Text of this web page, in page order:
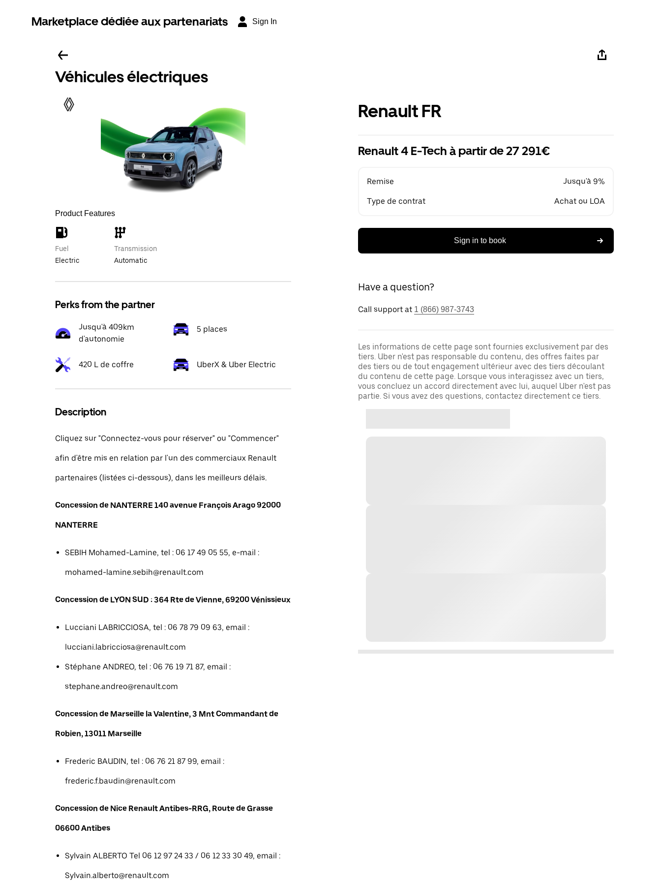
Marketplace dédiée aux partenariats Sign In
Véhicules électriques
Product Features
Fuel
Electric
Transmission
Automatic
Perks from the partner
Jusqu'à 409km
d'autonomie
5 places
420 L de coffre UberX & Uber Electric
Description
Cliquez sur "Connectez-vous pour réserver" ou "Commencer"
afin d'être mis en relation par l'un des commerciaux Renault
partenaires (listées ci-dessous), dans les meilleurs délais.
Concession de NANTERRE 140 avenue François Arago 92000
NANTERRE
SEBIH Mohamed-Lamine, tel : 06 17 49 05 55, e-mail :
mohamed-lamine.sebih@renault.com
Concession de LYON SUD : 364 Rte de Vienne, 69200 Vénissieux
Lucciani LABRICCIOSA, tel : 06 78 79 09 63, email :
lucciani.labricciosa@renault.com
Stéphane ANDREO, tel : 06 76 19 71 87, email :
stephane.andreo@renault.com
Concession de Marseille la Valentine, 3 Mnt Commandant de
Robien, 13011 Marseille
Frederic BAUDIN, tel : 06 76 21 87 99, email :
frederic.f.baudin@renault.com
Concession de Nice Renault Antibes-RRG, Route de Grasse
06600 Antibes
Sylvain ALBERTO Tel 06 12 97 24 33 / 06 12 33 30 49, email :
Sylvain.alberto@renault.com
Renault FR
Renault 4 E-Tech à partir de 27 291€
Remise Jusqu'à 9%
Type de contrat Achat ou LOA
Sign in to book
Have a question?
Call support at 1 (866) 987-3743
Les informations de cette page sont fournies exclusivement par des
tiers. Uber n'est pas responsable du contenu, des offres faites par
des tiers ou de tout engagement ultérieur avec des tiers découlant
du contenu de cette page. Lorsque vous interagissez avec un tiers,
vous concluez un accord directement avec lui, auquel Uber n'est pas
partie. Si vous avez des questions, contactez directement ce tiers.